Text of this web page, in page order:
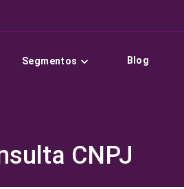
Segmentos Blog
CNPJ